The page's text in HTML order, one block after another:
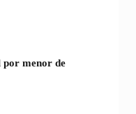
por menor de